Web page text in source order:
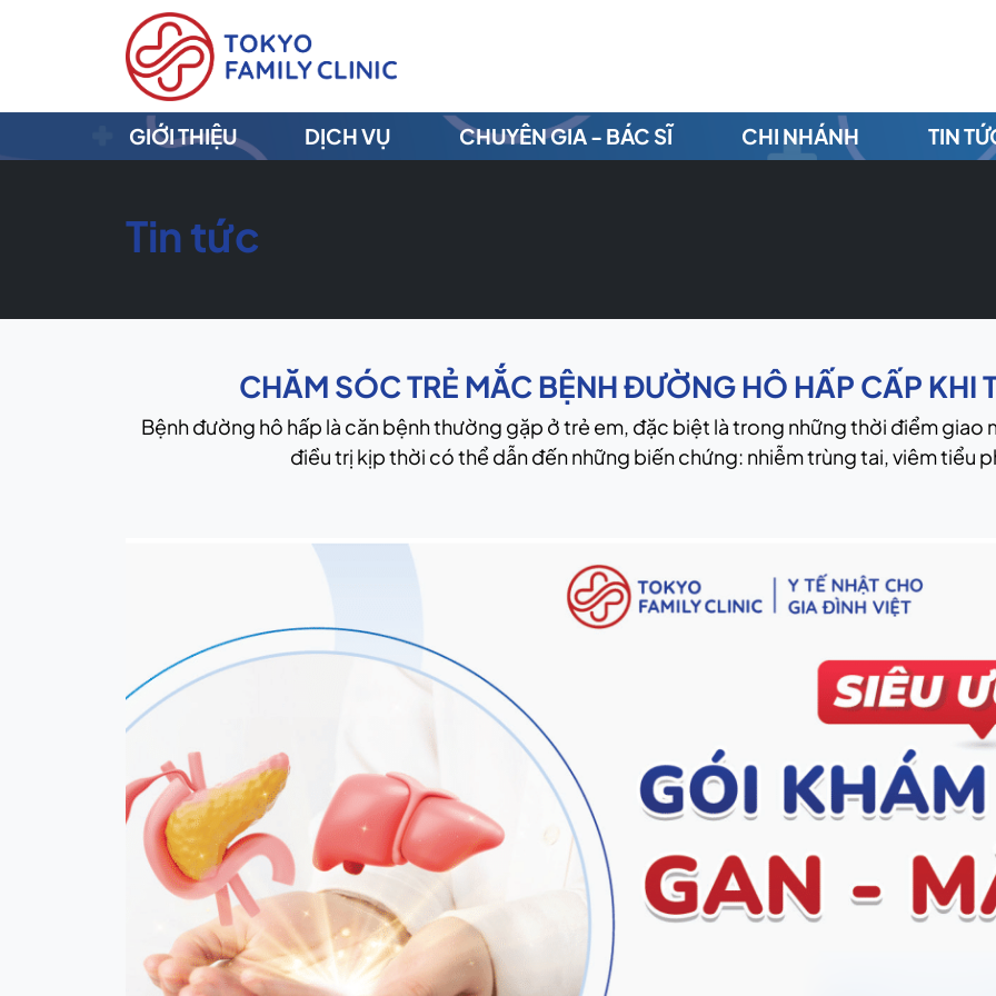
GIỚI THIỆU DỊCH VỤ CHUYÊN GIA - BÁC SĨ CHI NHÁNH TIN
Tin tức
CHĂM SÓC TRẺ MẮC BỆNH ĐƯỜNG HÔ HẤP CẤP KHI
Bệnh đường hô hấp là căn bệnh thường gặp ở trẻ em, đặc biệt là trong những thời điểm giao
điều trị kịp thời có thể dẫn đến những biến chứng: nhiễm trùng tai, viêm tiểu